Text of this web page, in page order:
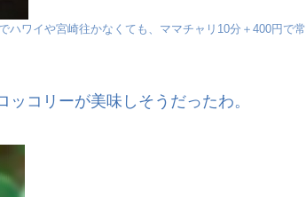
ワイや宮崎往かなくても、ママチャリ10分＋400円で常
コリーが美味しそうだったわ。